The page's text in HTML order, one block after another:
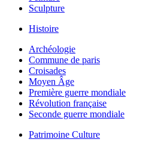
Sculpture
Histoire
Archéologie
Commune de paris
Croisades
Moyen Âge
Première guerre mondiale
Révolution française
Seconde guerre mondiale
Patrimoine Culture